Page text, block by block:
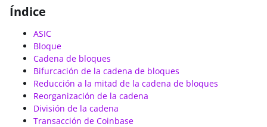
Índice
ASIC
Bloque
Cadena de bloques
Bifurcación de la cadena de bloques
Reducción a la mitad de la cadena de bloques
Reorganización de la cadena
División de la cadena
Transacción de Coinbase